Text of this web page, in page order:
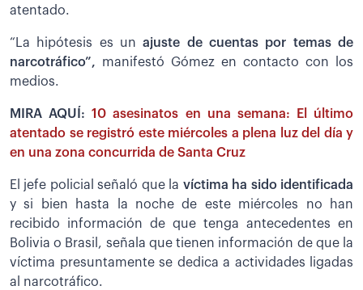
atentado.
“La hipótesis es unajuste de cuentas por temas de
narcotráfico”, manifestó Gómez en contacto con los
medios.
MIRA AQUÍ:10 asesinatos en una semana: El último
atentado se registró este miércoles a plena luz del día y
en una zona concurrida de Santa Cruz
El jefe policial señaló que la víctima ha sido identificada
y si bien hasta la noche de este miércoles no han
recibido información de que tenga antecedentes en
Bolivia o Brasil, señala que tienen información de que la
víctima presuntamente se dedica a actividades ligadas
al narcotráfico.